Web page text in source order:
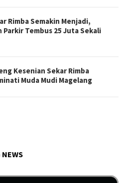
Rimba Semakin Menjadi,
Parkir Tembus 25 Juta Sekali
Kesenian Sekar Rimba
Muda Mudi Magelang
NEWS